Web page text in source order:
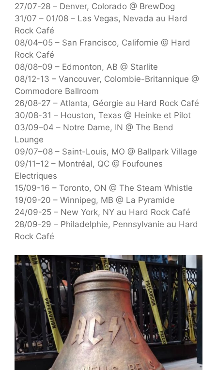
27/07-28 – Denver, Colorado @ BrewDog
31/07 – 01/08 – Las Vegas, Nevada au Hard
Rock Café
08/04–05 – San Francisco, Californie @ Hard
Rock Café
08/08–09 – Edmonton, AB @ Starlite
08/12-13 – Vancouver, Colombie-Britannique @
Commodore Ballroom
26/08-27 – Atlanta, Géorgie au Hard Rock Café
30/08-31 – Houston, Texas @ Heinke et Pilot
03/09–04 – Notre Dame, IN @ The Bend
Lounge
09/07–08 – Saint-Louis, MO @ Ballpark Village
09/11–12 – Montréal, QC @ Foufounes
Electriques
15/09-16 – Toronto, ON @ The Steam Whistle
19/09-20 – Winnipeg, MB @ La Pyramide
24/09-25 – New York, NY au Hard Rock Café
28/09-29 – Philadelphie, Pennsylvanie au Hard
Rock Café